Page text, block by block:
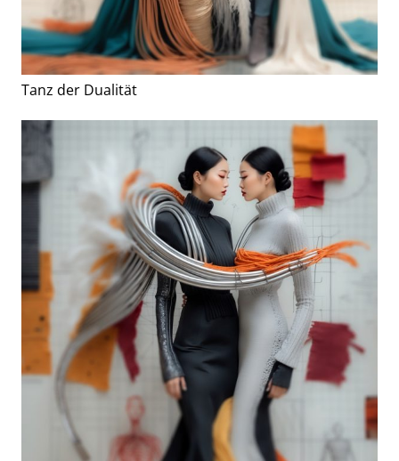
Tanz der Dualität